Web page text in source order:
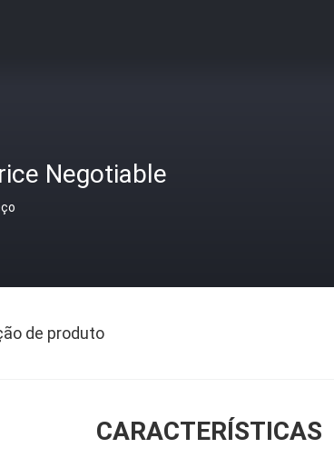
Negotiable
de produto
CARACTERÍSTICAS